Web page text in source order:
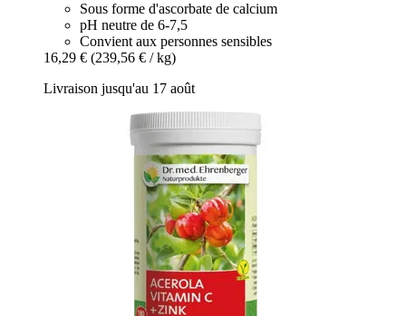
Sous forme d'ascorbate de calcium
pH neutre de 6-7,5
Convient aux personnes sensibles
16,29 € (239,56 € / kg)
Livraison jusqu'au 17 août